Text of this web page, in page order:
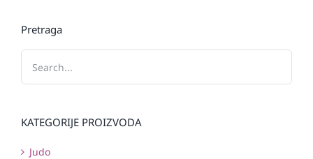
Pretraga
KATEGORIJE PROIZVODA
Judo